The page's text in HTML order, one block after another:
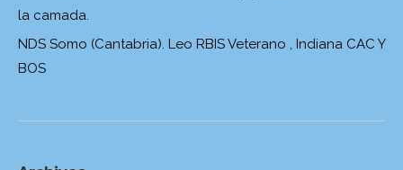
la camada.
NDS Somo (Cantabria). Leo RBIS Veterano , Indiana CAC Y
BOS